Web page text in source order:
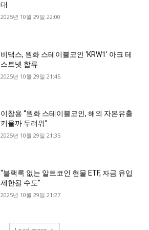
대
2025년 10월 29일 22:00
비댁스, 원화 스테이블코인 ‘KRW1’ 아크 테
스트넷 합류
2025년 10월 29일 21:45
이창용 “원화 스테이블코인, 해외 자본유출
키울까 두려워”
2025년 10월 29일 21:35
“블랙록 없는 알트코인 현물 ETF, 자금 유입
제한될 수도”
2025년 10월 29일 21:27